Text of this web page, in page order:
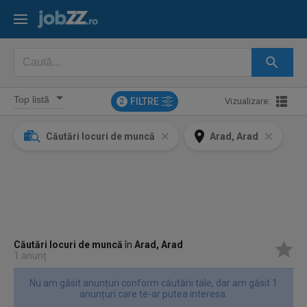
2 FILTRE Vizualizare:
Căutări locuri de muncă Arad, Arad
Căutări locuri de muncăînArad, Arad
1 anunț
Nu am găsit anunțuri conform căutării tale, dar am găsit 1
anunțuri care te-ar putea interesa.